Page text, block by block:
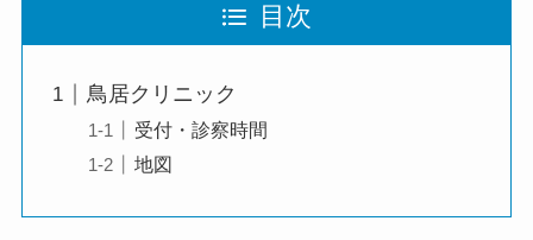
目次
鳥居クリニック
受付・診察時間
地図